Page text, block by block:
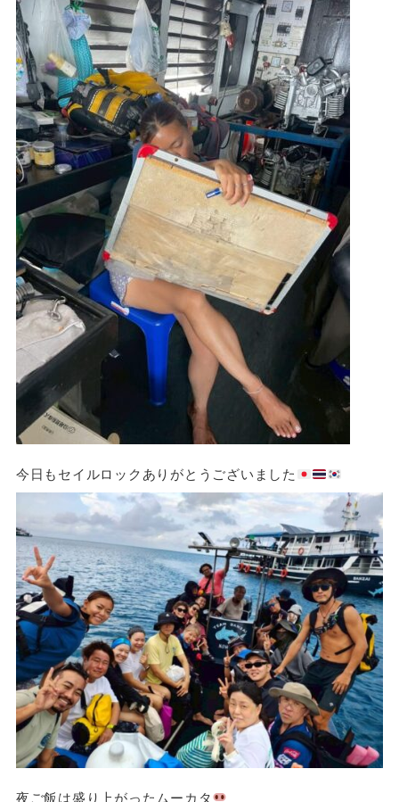
今日もセイルロックありがとうございました
夜ご飯は盛り上がったムーカタ